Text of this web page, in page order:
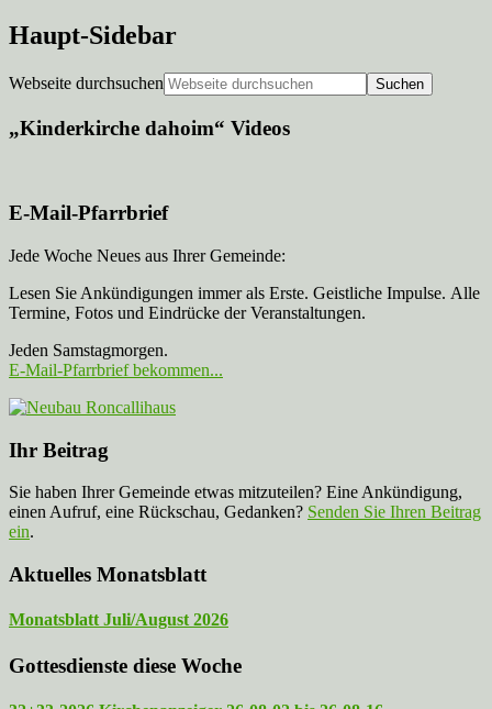
Haupt-Sidebar
Webseite durchsuchen
„Kinderkirche dahoim“ Videos
E-Mail-Pfarrbrief
Jede Woche Neues aus Ihrer Gemeinde:
Lesen Sie Ankündigungen immer als Erste. Geistliche Impulse. Alle
Termine, Fotos und Eindrücke der Veranstaltungen.
Jeden Samstagmorgen.
E-Mail-Pfarrbrief bekommen...
Ihr Beitrag
Sie haben Ihrer Gemeinde etwas mitzuteilen? Eine Ankündigung,
einen Aufruf, eine Rückschau, Gedanken? Senden Sie Ihren Beitrag
ein.
Aktuelles Monatsblatt
Monatsblatt Juli/August 2026
Gottesdienste diese Woche